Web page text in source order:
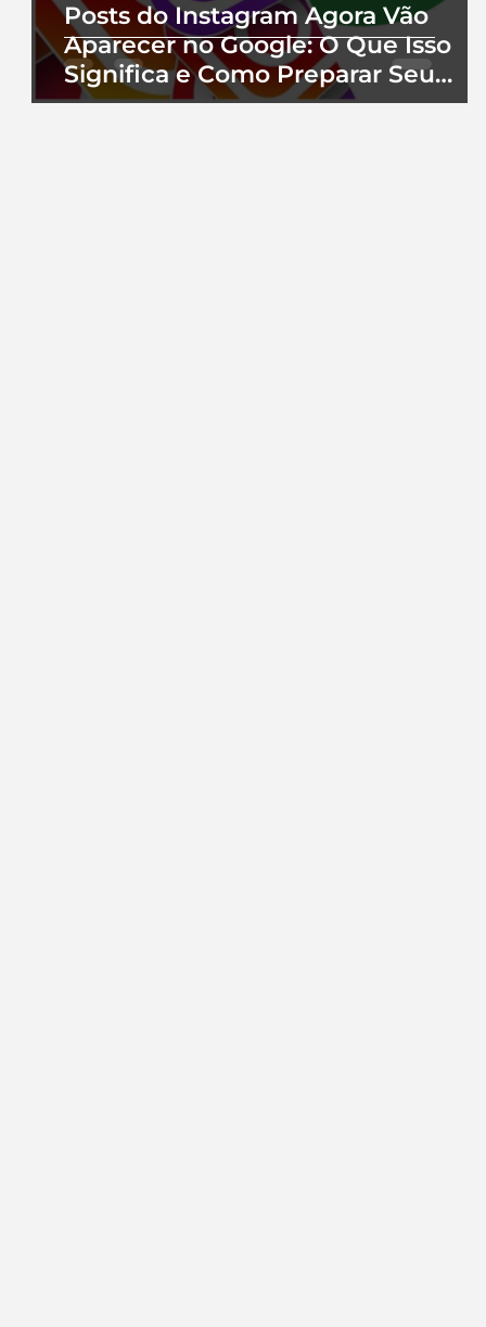
Posts do Instagram Agora Vão
Aparecer no Google: O Que Isso
Significa e Como Preparar Seu
Perfil